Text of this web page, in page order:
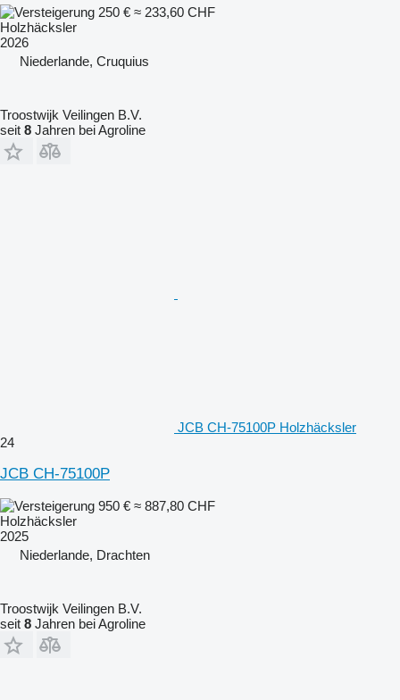
250 € ≈ 233,60 CHF
Holzhäcksler
2026
Niederlande, Cruquius
Troostwijk Veilingen B.V.
seit 8 Jahren bei Agroline
JCB CH-75100P Holzhäcksler
24
JCB CH-75100P
950 € ≈ 887,80 CHF
Holzhäcksler
2025
Niederlande, Drachten
Troostwijk Veilingen B.V.
seit 8 Jahren bei Agroline